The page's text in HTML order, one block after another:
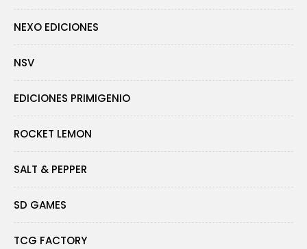
NEXO EDICIONES
NSV
EDICIONES PRIMIGENIO
ROCKET LEMON
SALT & PEPPER
SD GAMES
TCG FACTORY